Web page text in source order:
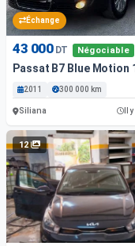
Échange
43 000 DT Négociable
Passat B7 Blue Motion
2011 300 000 km
Siliana Il
12